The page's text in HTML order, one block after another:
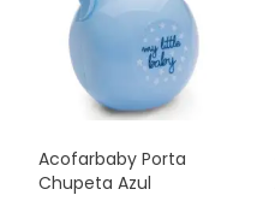
Acofarbaby Porta
Chupeta Azul